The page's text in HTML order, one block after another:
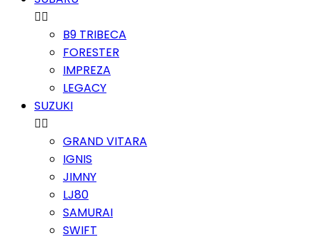

B9 TRIBECA
FORESTER
IMPREZA
LEGACY
SUZUKI

GRAND VITARA
IGNIS
JIMNY
LJ80
SAMURAI
SWIFT